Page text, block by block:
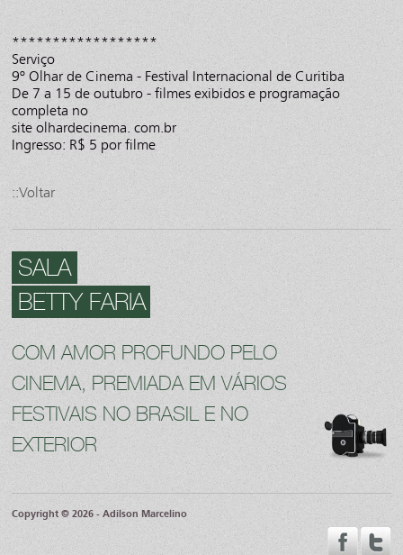
******************
Serviço
9º Olhar de Cinema - Festival Internacional de Curitiba
De 7 a 15 de outubro - filmes exibidos e programação
completa no
site olhardecinema. com.br
Ingresso: R$ 5 por filme
::Voltar
SALA
BETTY FARIA
COM AMOR PROFUNDO PELO
CINEMA, PREMIADA EM VÁRIOS
FESTIVAIS NO BRASIL E NO
EXTERIOR
Copyright © 2026 - Adilson Marcelino